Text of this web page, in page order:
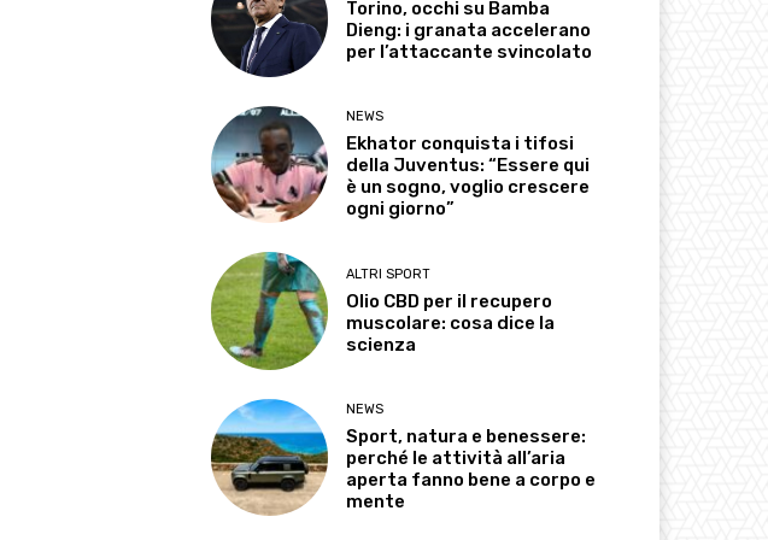
Torino, occhi su Bamba
Dieng: i granata accelerano
per l’attaccante svincolato
NEWS
Ekhator conquista i tifosi
della Juventus: “Essere qui
è un sogno, voglio crescere
ogni giorno”
ALTRI SPORT
Olio CBD per il recupero
muscolare: cosa dice la
scienza
NEWS
Sport, natura e benessere:
perché le attività all’aria
aperta fanno bene a corpo e
mente